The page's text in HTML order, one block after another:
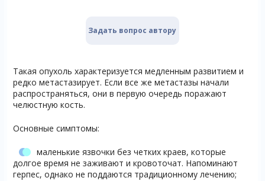
Задать вопрос автору
Такая опухоль характеризуется медленным развитием и
редко метастазирует. Если все же метастазы начали
распространяться, они в первую очередь поражают
челюстную кость.
Основные симптомы:
маленькие язвочки без четких краев, которые
долгое время не заживают и кровоточат. Напоминают
герпес, однако не поддаются традиционному лечению;